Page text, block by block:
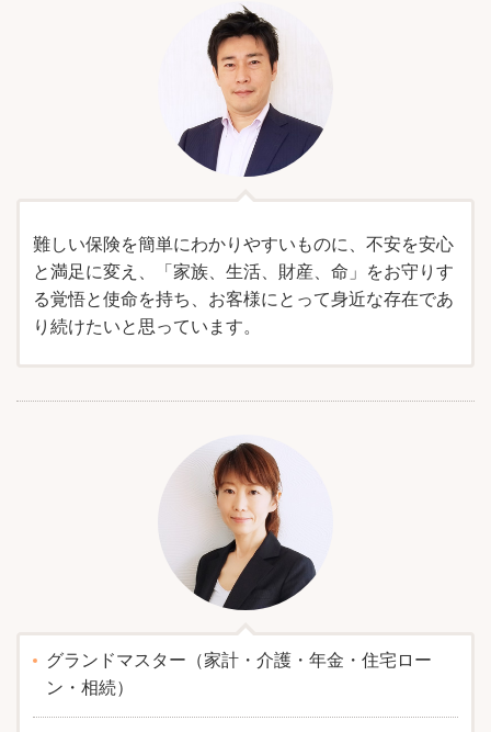
難しい保険を簡単にわかりやすいものに、不安を安心
と満足に変え、「家族、生活、財産、命」をお守りす
る覚悟と使命を持ち、お客様にとって身近な存在であ
り続けたいと思っています。
グランドマスター（家計・介護・年金・住宅ロー
ン・相続）